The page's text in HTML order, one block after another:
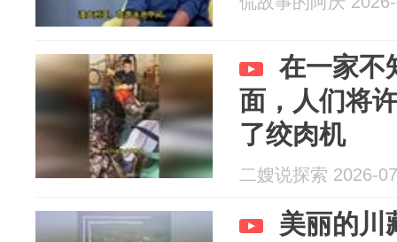
在一家不
面，人们将
了绞肉机
二嫂说探索 2026-
美丽的川